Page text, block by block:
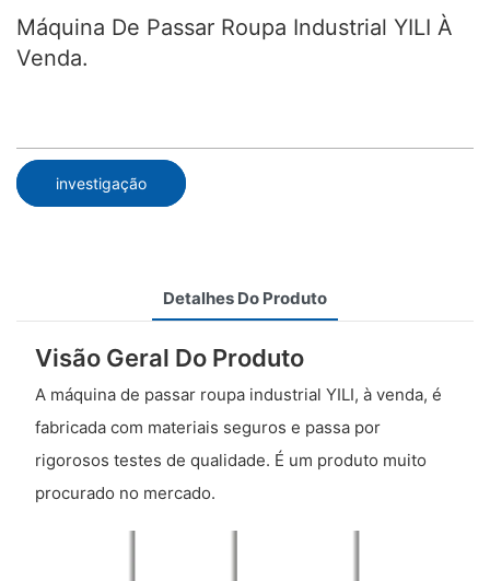
Máquina De Passar Roupa Industrial YILI À
Venda.
investigação
Detalhes Do Produto
Visão Geral Do Produto
A máquina de passar roupa industrial YILI, à venda, é
fabricada com materiais seguros e passa por
rigorosos testes de qualidade. É um produto muito
procurado no mercado.